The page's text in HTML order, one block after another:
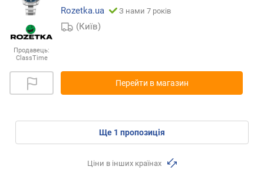
Продавець:
ClassTime
Rozetka.ua
З нами 7 років
(Київ)
Перейти в магазин
ще 1 пропозиція
Ціни в інших країнах